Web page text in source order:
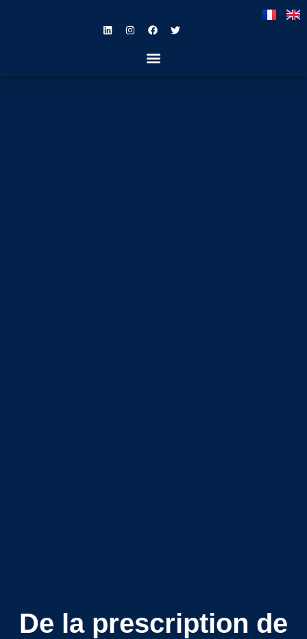
De la prescription de